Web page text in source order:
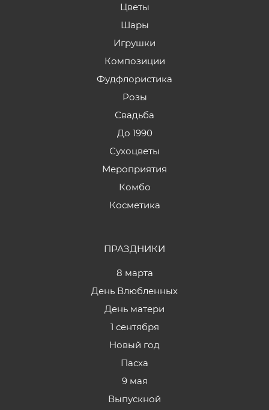
Цветы
Шары
Игрушки
Композиции
Фудфлористика
Розы
Свадьба
До 1990
Сухоцветы
Мероприятия
Комбо
Косметика
ПРАЗДНИКИ
8 марта
День Влюбленных
День матери
1 сентября
Новый год
Пасха
9 мая
Выпускной